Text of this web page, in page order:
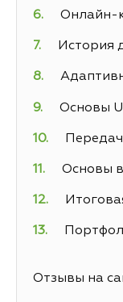
Онлайн-
История
Основы
Основы
Отзывы на